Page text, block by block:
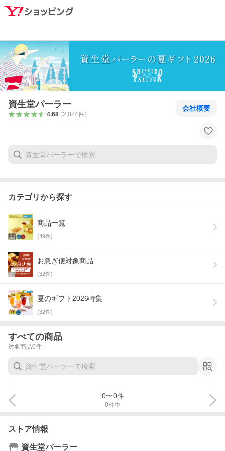
資生堂パーラー
4.68（2,024件）
会社概要
カテゴリから探す
商品一覧
(49件)
お急ぎ便対象商品
(32件)
夏のギフト2026特集
(32件)
すべての商品
対象商品0件
0件中
0〜0件
ストア情報
資生堂パーラー